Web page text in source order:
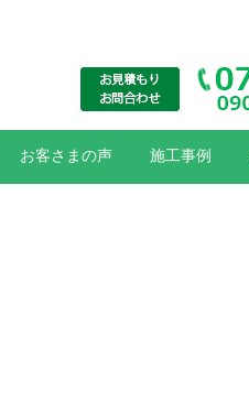
お客さまの声 施工事例